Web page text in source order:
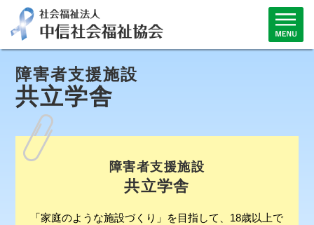
障害者支援施設
共立学舎
障害者支援施設
共立学舎
「家庭のような施設づくり」を目指して、18歳以上で